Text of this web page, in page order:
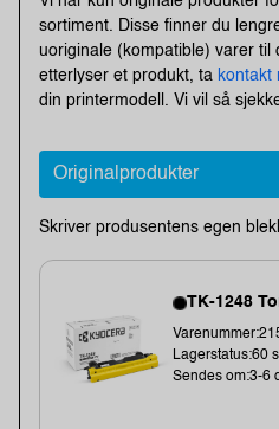
sortiment. Disse finner du
uoriginale (kompatible) varer til
etterlyser et produkt, ta kontakt
din printermodell. Vi vil så
Originalprodukter
Skriver produsentens egen
TK-1248
Lagerstatus:60
Sendes om:3-6